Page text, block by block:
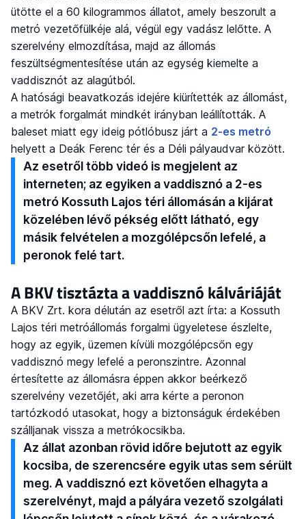
ütötte el a 60 kilogrammos állatot, amely beszorult a
metró vezetőfülkéje alá, végül egy vadász lelőtte. A
szerelvény elmozdítása, majd az állomás
feszültségmentesítése után az egység kiemelte a
vaddisznót az alagútból.
A hatósági beavatkozás idejére kiürítették az állomást,
a metrók forgalmát mindkét irányban leállították. A
baleset miatt egy ideig pótlóbusz járt a 2-es metró
helyett a Deák Ferenc tér és a Déli pályaudvar között.
Az esetről több videó is megjelent az
interneten; az egyiken a vaddisznó a 2-es
metró Kossuth Lajos téri állomásán a kijárat
közelében lévő pékség előtt látható, egy
másik felvételen a mozgólépcsőn lefelé, a
peronok felé tart.
A BKV tisztázta a vaddisznó kálváriáját
A BKV Zrt. kora délután az esetről azt írta: a Kossuth
Lajos téri metróállomás forgalmi ügyeletese észlelte,
hogy az egyik, üzemen kívüli mozgólépcsőn egy
vaddisznó megy lefelé a peronszintre. Azonnal
értesítette az állomásra éppen akkor beérkező
szerelvény vezetőjét, aki arra kérte a peronon
tartózkodó utasokat, hogy a biztonságuk érdekében
szálljanak vissza a metrókocsikba.
Az állat azonban rövid időre bejutott az egyik
kocsiba, de szerencsére egyik utas sem sérült
meg. A vaddisznó ezt követően elhagyta a
szerelvényt, majd a pályára vezető szolgálati